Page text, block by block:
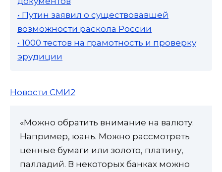
• Путин заявил о существовавшей
возможности раскола России
• 1000 тестов на грамотность и проверку
эрудиции
Новости СМИ2
«Можно обратить внимание на валюту.
Например, юань. Можно рассмотреть
ценные бумаги или золото, платину,
палладий. В некоторых банках можно